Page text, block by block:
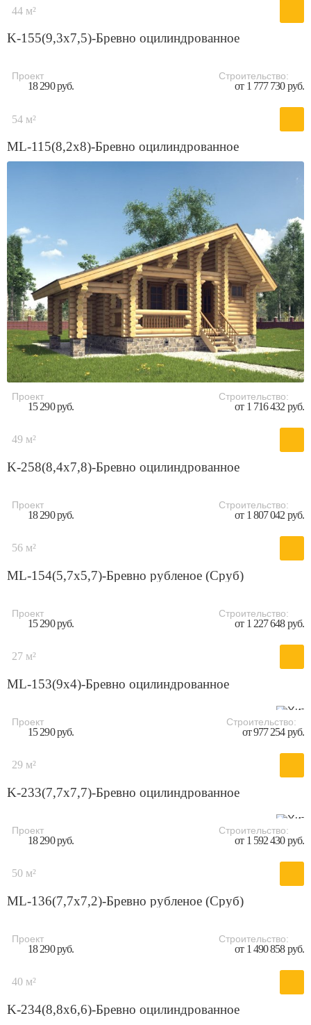
44 м²
K-155(9,3х7,5)-Бревно оцилиндрованное
Проект
18 290 руб.
Строительство:
от 1 777 730 руб.
54 м²
ML-115(8,2х8)-Бревно оцилиндрованное
Проект
15 290 руб.
Строительство:
от 1 716 432 руб.
49 м²
K-258(8,4x7,8)-Бревно оцилиндрованное
Проект
18 290 руб.
Строительство:
от 1 807 042 руб.
56 м²
ML-154(5,7х5,7)-Бревно рубленое (Сруб)
Проект
15 290 руб.
Строительство:
от 1 227 648 руб.
27 м²
ML-153(9х4)-Бревно оцилиндрованное
Проект
15 290 руб.
Строительство:
от 977 254 руб.
29 м²
K-233(7,7x7,7)-Бревно оцилиндрованное
Проект
18 290 руб.
Строительство:
от 1 592 430 руб.
50 м²
ML-136(7,7х7,2)-Бревно рубленое (Сруб)
Проект
18 290 руб.
Строительство:
от 1 490 858 руб.
40 м²
K-234(8,8x6,6)-Бревно оцилиндрованное